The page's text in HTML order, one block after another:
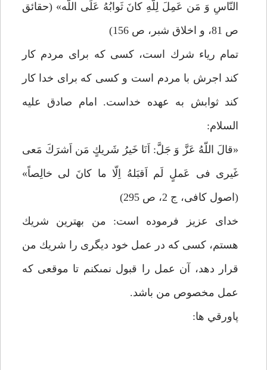
النّاسِ وَ مَن عَمِلَ لِلّهِ كانَ ثَوابُهُ عَلَى اللّه» (حقائق
ص 81، و اخلاق شبر، ص 156)
تمام رياء شرك است، كسى كه براى مردم كار
كند اجرش با مردم است و كسى كه براى خدا كار
كند ثوابش به عهده خداست. امام صادق عليه
السلام:
«قالَ اللّهُ عَزَّ وَ جَلَّ: اَنَا خَيرُ شَريكٍ مَن اَشرَكَ مَعى
غَيرى فى عَملٍ لَم اَقبَلهُ اِلّا ما كانَ لى خالِصاً»
(اصول كافى، ج 2، ص 295)
خداى عزيز فرموده است: من بهترين شريك
هستم، كسى كه در عمل خود ديگرى را شريك من
قرار دهد، آن عمل را قبول نمى‏كنم تا موقعى كه
عمل مخصوص من باشد.
پاورقي ها: